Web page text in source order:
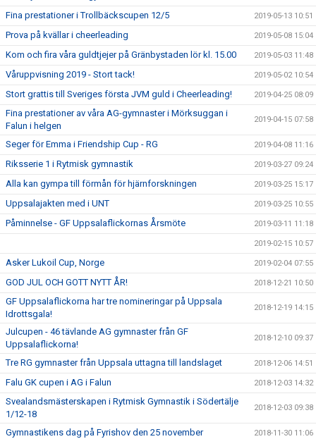
Fina prestationer i Trollbäckscupen 12/5 2019-05-13 10:51
Prova på kvällar i cheerleading 2019-05-08 15:04
Kom och fira våra guldtjejer på Gränbystaden lör kl. 15.00 2019-05-03 11:48
Våruppvisning 2019 - Stort tack! 2019-05-02 10:54
Stort grattis till Sveriges första JVM guld i Cheerleading! 2019-04-25 08:09
Fina prestationer av våra AG-gymnaster i Mörksuggan i
Falun i helgen
2019-04-15 07:58
Seger för Emma i Friendship Cup - RG 2019-04-08 11:16
Riksserie 1 i Rytmisk gymnastik 2019-03-27 09:24
Alla kan gympa till förmån för hjärnforskningen 2019-03-25 15:17
Uppsalajakten med i UNT 2019-03-25 10:55
Påminnelse - GF Uppsalaflickornas Årsmöte 2019-03-11 11:18
2019-02-15 10:57
Asker Lukoil Cup, Norge 2019-02-04 07:55
GOD JUL OCH GOTT NYTT ÅR! 2018-12-21 10:50
GF Uppsalaflickorna har tre nomineringar på Uppsala
Idrottsgala!
2018-12-19 14:15
Julcupen - 46 tävlande AG gymnaster från GF
Uppsalaflickorna!
2018-12-10 09:37
Tre RG gymnaster från Uppsala uttagna till landslaget 2018-12-06 14:51
Falu GK cupen i AG i Falun 2018-12-03 14:32
Svealandsmästerskapen i Rytmisk Gymnastik i Södertälje
1/12-18
2018-12-03 09:38
Gymnastikens dag på Fyrishov den 25 november 2018-11-30 11:06